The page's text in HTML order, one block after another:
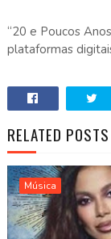
“20 e Poucos
plataformas
RELATED POSTS
Música